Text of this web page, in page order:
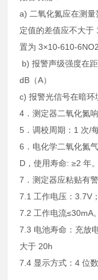
a) 二氧化氮应在测
定值的差值应不大于
置为 3×10-610-
b) 报警声级强度在
dB（A）
c) 报警光信号在暗
4．测定器二氧化氮
5．调校周期：1 次/
6．电化学二氧化氮
D，使用寿命: ≥2 年
7．测定器应粘贴有
7.1 工作电压：3.7V
7.2 工作电流≤30mA
7.3 电池寿命：充放
大于 20h
7.4 显示方式：4 位